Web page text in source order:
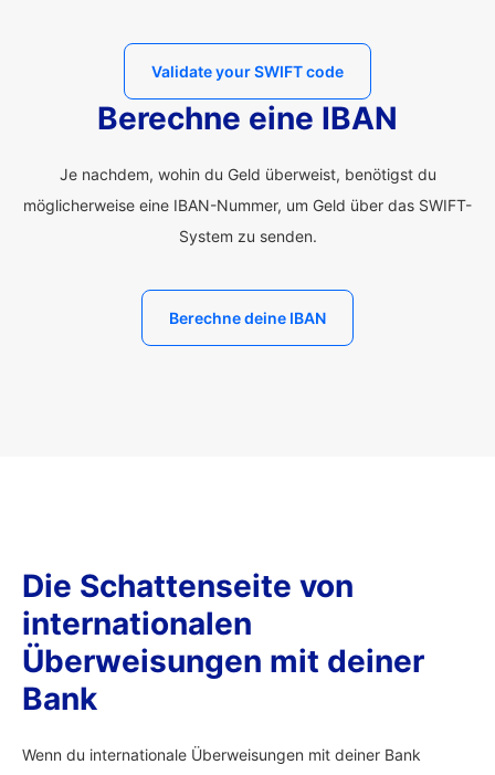
Validate your SWIFT code
Berechne eine IBAN
Je nachdem, wohin du Geld überweist, benötigst du
möglicherweise eine IBAN-Nummer, um Geld über das SWIFT-
System zu senden.
Berechne deine IBAN
Die Schattenseite von
internationalen
Überweisungen mit deiner
Bank
Wenn du internationale Überweisungen mit deiner Bank